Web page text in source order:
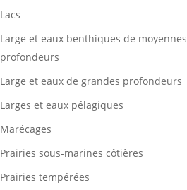
Lacs
Large et eaux benthiques de moyennes
profondeurs
Large et eaux de grandes profondeurs
Larges et eaux pélagiques
Marécages
Prairies sous-marines côtières
Prairies tempérées